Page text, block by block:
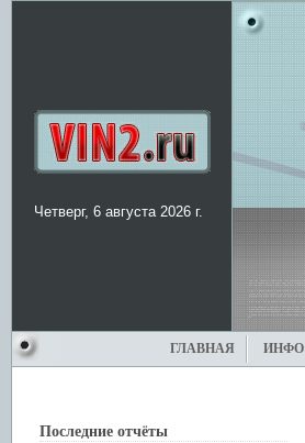
Четверг, 6 августа 2026 г.
ГЛАВНАЯ ИНФО
Последние отчёты